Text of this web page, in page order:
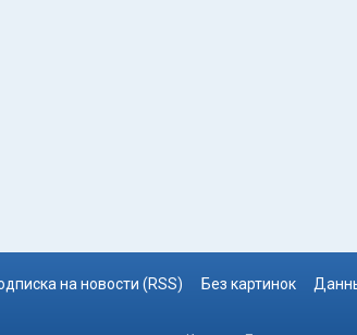
на новости (RSS) Без картинок